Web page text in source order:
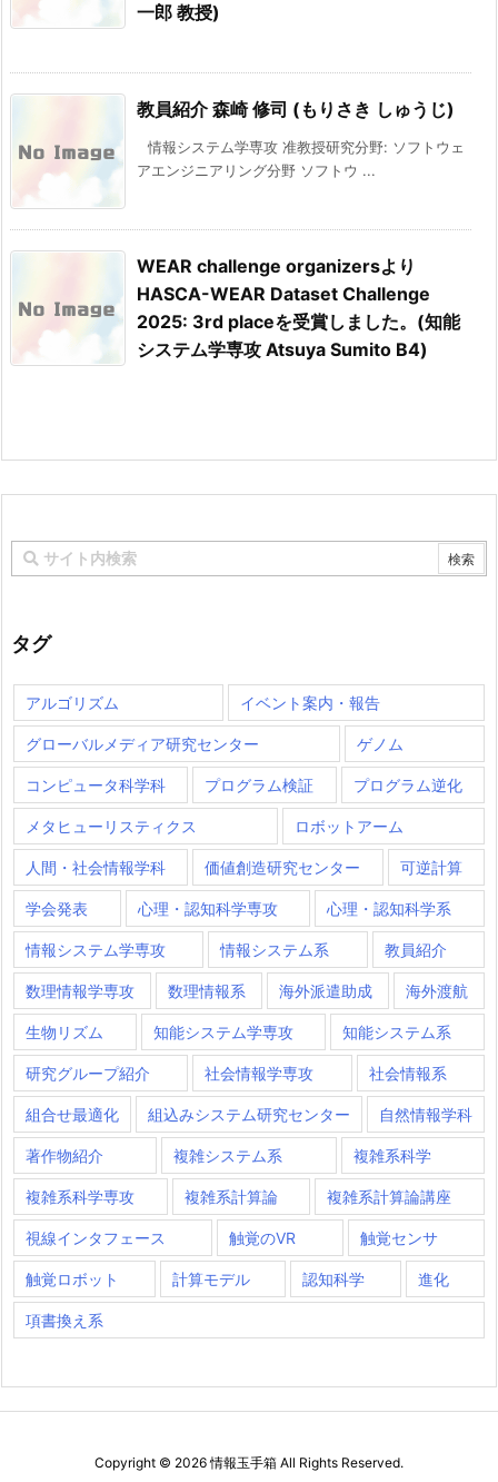
一郎 教授)
教員紹介 森崎 修司 (もりさき しゅうじ)
情報システム学専攻 准教授研究分野: ソフトウェ
アエンジニアリング分野 ソフトウ ...
WEAR challenge organizersより
HASCA-WEAR Dataset Challenge
2025: 3rd placeを受賞しました。(知能
システム学専攻 Atsuya Sumito B4)
タグ
アルゴリズム イベント案内・報告
グローバルメディア研究センター ゲノム
コンピュータ科学科 プログラム検証 プログラム逆化
メタヒューリスティクス ロボットアーム
人間・社会情報学科 価値創造研究センター 可逆計算
学会発表 心理・認知科学専攻 心理・認知科学系
情報システム学専攻 情報システム系 教員紹介
数理情報学専攻 数理情報系 海外派遣助成 海外渡航
生物リズム 知能システム学専攻 知能システム系
研究グループ紹介 社会情報学専攻 社会情報系
組合せ最適化 組込みシステム研究センター 自然情報学科
著作物紹介 複雑システム系 複雑系科学
複雑系科学専攻 複雑系計算論 複雑系計算論講座
視線インタフェース 触覚のVR 触覚センサ
触覚ロボット 計算モデル 認知科学 進化
項書換え系
Copyright © 2026 情報玉手箱 All Rights Reserved.